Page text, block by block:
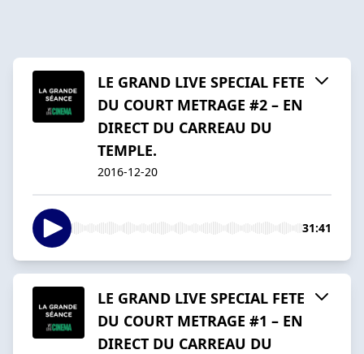
LE GRAND LIVE SPECIAL FETE
DU COURT METRAGE #2 – EN
DIRECT DU CARREAU DU
TEMPLE.
2016-12-20
31:41
LE GRAND LIVE SPECIAL FETE
DU COURT METRAGE #1 – EN
DIRECT DU CARREAU DU